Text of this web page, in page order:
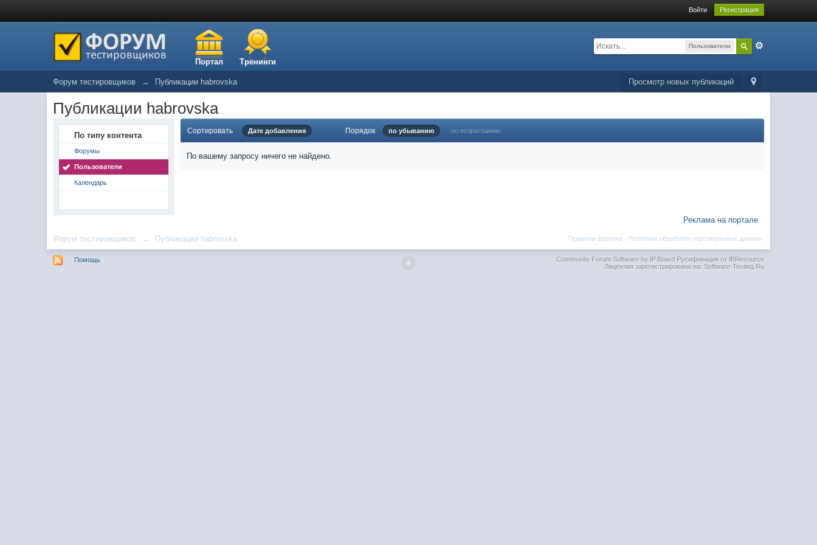
Войти Регистрация
Портал Тренинги
Пользователи
Просмотр новых публикаций
Форум тестировщиков → Публикации habrovska
Публикации habrovska
По типу контента
Форумы
Пользователи
Календарь
Сортировать Дате добавления Порядок по убыванию по возрастанию
По вашему запросу ничего не найдено.
Реклама на портале
Форум тестировщиков → Публикации habrovska Политика обработки персональных данных
Правила форума ·
Помощь Community Forum Software by IP.BoardРусификация от IBResource
Лицензия зарегистрирована на: Software-Testing.Ru